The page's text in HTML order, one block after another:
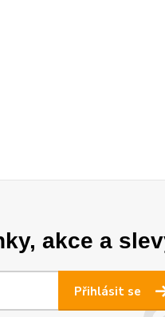
akce a
Přihlásit se